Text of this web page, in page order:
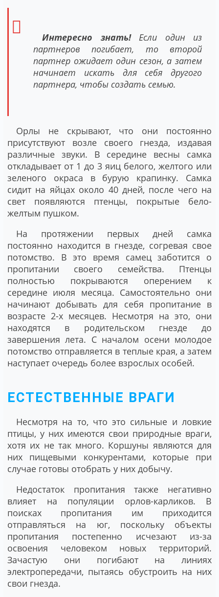
Интересно знать!Если один из
партнеров погибает, то второй
партнер ожидает один сезон, а затем
начинает искать для себя другого
партнера, чтобы создать семью.
Орлы не скрывают, что они постоянно
присутствуют возле своего гнезда, издавая
различные звуки. В середине весны самка
откладывает от 1 до 3 яиц белого, желтого или
зеленого окраса в бурую крапинку. Самка
сидит на яйцах около 40 дней, после чего на
свет появляются птенцы, покрытые бело-
желтым пушком.
На протяжении первых дней самка
постоянно находится в гнезде, согревая свое
потомство. В это время самец заботится о
пропитании своего семейства. Птенцы
полностью покрываются оперением к
середине июля месяца. Самостоятельно они
начинают добывать для себя пропитание в
возрасте 2-х месяцев. Несмотря на это, они
находятся в родительском гнезде до
завершения лета. С началом осени молодое
потомство отправляется в теплые края, а затем
наступает очередь более взрослых особей.
ЕСТЕСТВЕННЫЕ ВРАГИ
Несмотря на то, что это сильные и ловкие
птицы, у них имеются свои природные враги,
хотя их не так много. Коршуны являются для
них пищевыми конкурентами, которые при
случае готовы отобрать у них добычу.
Недостаток пропитания также негативно
влияет на популяции орлов-карликов. В
поисках пропитания им приходится
отправляться на юг, поскольку объекты
пропитания постепенно исчезают из-за
освоения человеком новых территорий.
Зачастую они погибают на линиях
электропередачи, пытаясь обустроить на них
свои гнезда.